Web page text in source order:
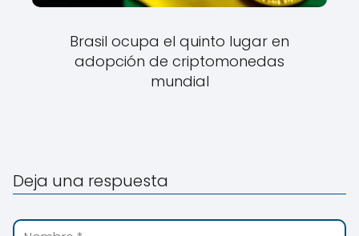
Brasil ocupa el quinto lugar en
adopción de criptomonedas
mundial
Deja una respuesta